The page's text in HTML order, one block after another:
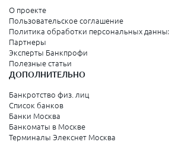
Санкт-Петербург и Ленинградская
Колпино
Санкт-Петербург
Краснодарский край
Армавир
О проекте
Пользовательское соглашение
Политика обработки персональных
Партнеры
Эксперты Банкпрофи
Полезные статьи
ДОПОЛНИТЕЛЬНО
Банкротство физ. лиц
Список банков
Банки Москва
Банкоматы в Москве
Терминалы Элекснет Москва